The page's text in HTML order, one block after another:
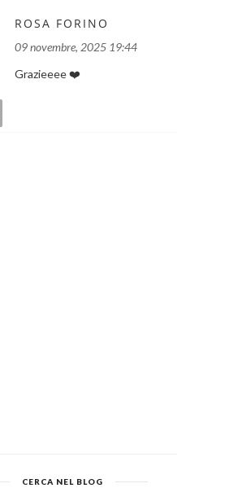
ROSA FORINO
09 novembre, 2025 19:44
Grazieeee ❤️
CERCA NEL BLOG